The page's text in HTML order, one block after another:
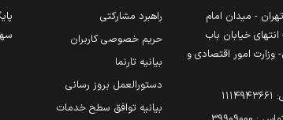
- میدان امام
خیابان باب
وزارت امور اقتصادی و
راهبرد مشارکتی
حریم خصوصی کاربران
بیانیه تارنما
دستورالعمل بروز رسانی
بیانیه توافق سطح خدمات